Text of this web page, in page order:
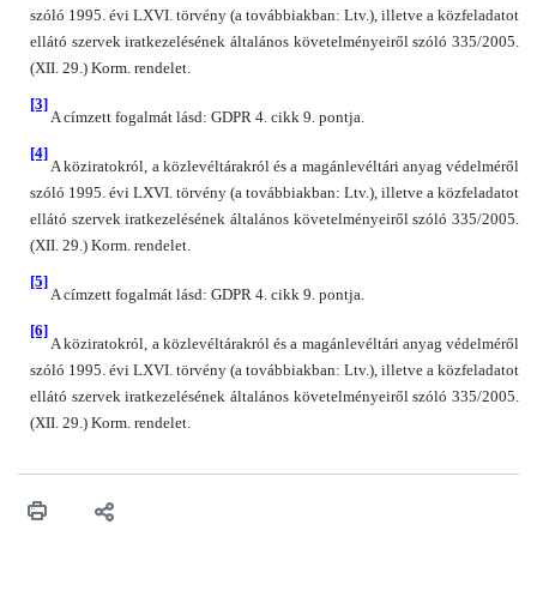
szóló 1995. évi LXVI. törvény (a továbbiakban: Ltv.), illetve a közfeladatot
ellátó szervek iratkezelésének általános követelményeiről szóló 335/2005.
(XII. 29.) Korm. rendelet.
[3]
A címzett fogalmát lásd: GDPR 4. cikk 9. pontja.
[4]
A köziratokról, a közlevéltárakról és a magánlevéltári anyag védelméről
szóló 1995. évi LXVI. törvény (a továbbiakban: Ltv.), illetve a közfeladatot
ellátó szervek iratkezelésének általános követelményeiről szóló 335/2005.
(XII. 29.) Korm. rendelet.
[5]
A címzett fogalmát lásd: GDPR 4. cikk 9. pontja.
[6]
A köziratokról, a közlevéltárakról és a magánlevéltári anyag védelméről
szóló 1995. évi LXVI. törvény (a továbbiakban: Ltv.), illetve a közfeladatot
ellátó szervek iratkezelésének általános követelményeiről szóló 335/2005.
(XII. 29.) Korm. rendelet.